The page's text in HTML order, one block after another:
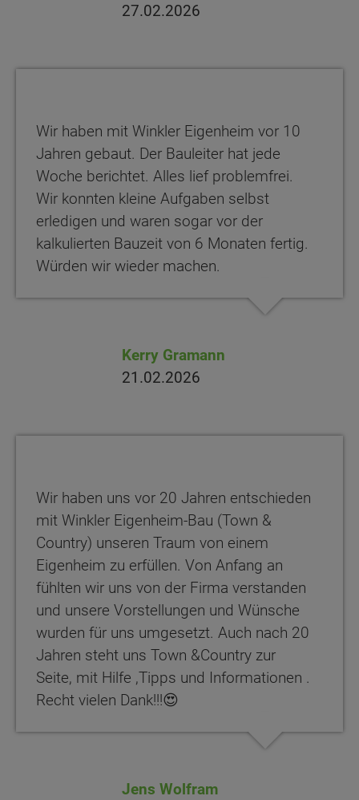
27.02.2026
Wir haben mit Winkler Eigenheim vor 10
Jahren gebaut. Der Bauleiter hat jede
Woche berichtet. Alles lief problemfrei.
Wir konnten kleine Aufgaben selbst
erledigen und waren sogar vor der
kalkulierten Bauzeit von 6 Monaten fertig.
Würden wir wieder machen.
Kerry Gramann
21.02.2026
Wir haben uns vor 20 Jahren entschieden
mit Winkler Eigenheim-Bau (Town &
Country) unseren Traum von einem
Eigenheim zu erfüllen. Von Anfang an
fühlten wir uns von der Firma verstanden
und unsere Vorstellungen und Wünsche
wurden für uns umgesetzt. Auch nach 20
Jahren steht uns Town &Country zur
Seite, mit Hilfe ,Tipps und Informationen .
Recht vielen Dank!!!😍
Jens Wolfram